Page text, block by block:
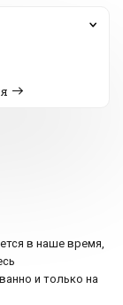
в наше время,
и только на